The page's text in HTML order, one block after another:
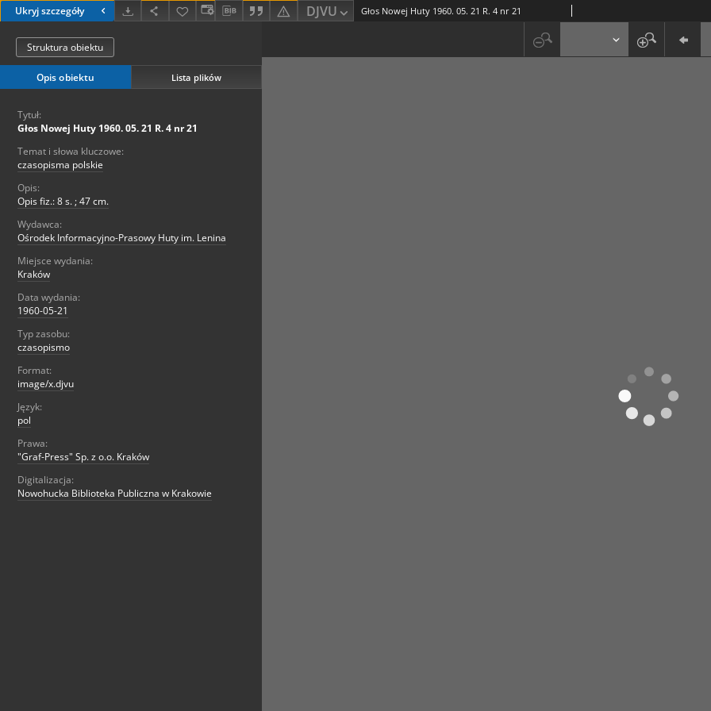
Ukryj szczegóły DJVU Głos Nowej Huty 1960. 05. 21 R. 4 nr 21
Struktura obiektu
Opis obiektu Lista plików
Tytuł:
Głos Nowej Huty 1960. 05. 21 R. 4 nr 21
Temat i słowa kluczowe:
czasopisma polskie
Opis:
Opis fiz.: 8 s. ; 47 cm.
Wydawca:
Ośrodek Informacyjno-Prasowy Huty im. Lenina
Miejsce wydania:
Kraków
Data wydania:
1960-05-21
Typ zasobu:
czasopismo
Format:
image/x.djvu
Język:
pol
Prawa:
"Graf-Press" Sp. z o.o. Kraków
Digitalizacja:
Nowohucka Biblioteka Publiczna w Krakowie